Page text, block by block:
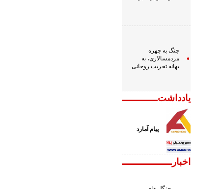
چنگ به چهره
مردمسالاری، به
بهانه تخریب روحانی
یادداشت
پیام آمارد
اخبار